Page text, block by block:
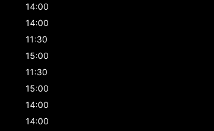
14:00
14:00
11:30
15:00
11:30
15:00
14:00
14:00